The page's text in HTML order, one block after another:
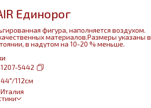
Единорог
фигура, наполняется воздухом.
материалов.Размеры указаны в
в надутом на 10-20 % меньше.
1207-5442
44"/112см
Италия